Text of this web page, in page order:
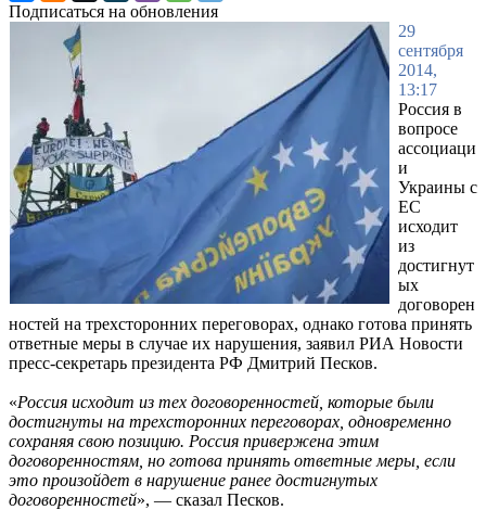
Подписаться на обновления
29
сентября
2014,
13:17
Россия в
вопросе
ассоциаци
и
Украины с
ЕС
исходит
из
достигнут
ых
договорен
ностей на трехсторонних переговорах, однако готова принять
ответные меры в случае их нарушения, заявил РИА Новости
пресс-секретарь президента РФ Дмитрий Песков.
«Россия исходит из тех договоренностей, которые были
достигнуты на трехсторонних переговорах, одновременно
сохраняя свою позицию. Россия привержена этим
договоренностям, но готова принять ответные меры, если
это произойдет в нарушение ранее достигнутых
договоренностей», — сказал Песков.